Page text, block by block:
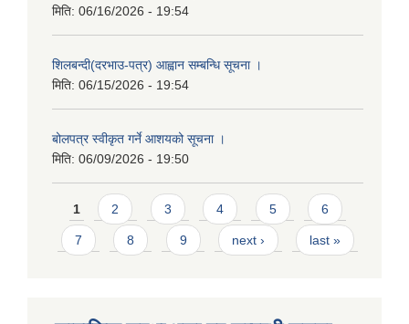
मिति: 06/16/2026 - 19:54
शिलबन्दी(दरभाउ-पत्र) आह्वान सम्बन्धि सूचना ।
मिति: 06/15/2026 - 19:54
बोलपत्र स्वीकृत गर्ने आशयको सूचना ।
मिति: 06/09/2026 - 19:50
Pages
1 2 3 4 5 6
7 8 9 next › last »